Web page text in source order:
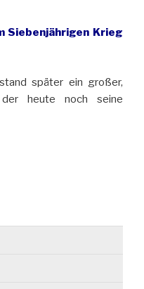
Siebenjährigen Krieg
später ein großer,
heute noch seine